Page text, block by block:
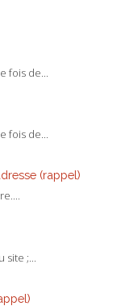
fois de...
fois de...
(rappel)
site ;...